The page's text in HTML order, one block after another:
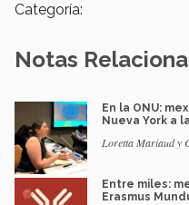
Categoría:
Notas
En la ONU:
Nueva York a
Loretta Mariaud y
Entre miles:
Erasmus